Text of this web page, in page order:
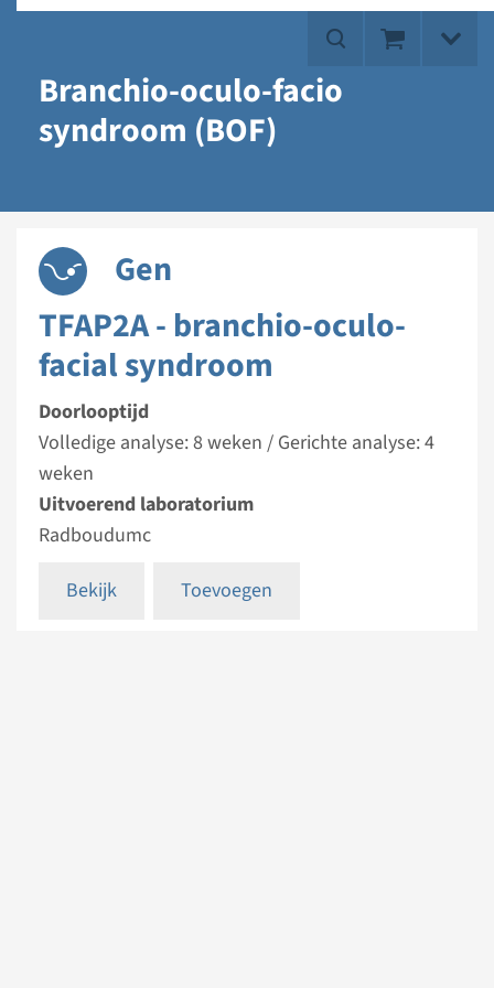
Branchio-oculo-facio
syndroom (BOF)
Gen
TFAP2A - branchio-oculo-
facial syndroom
Doorlooptijd
Volledige analyse: 8 weken / Gerichte analyse: 4
weken
Uitvoerend laboratorium
Radboudumc
Bekijk
Toevoegen